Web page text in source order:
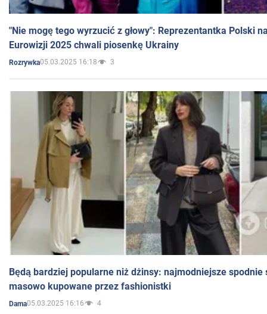
"Nie mogę tego wyrzucić z głowy": Reprezentantka Polski
Eurowizji 2025 chwali piosenkę Ukrainy
Rozrywka05.03.2025 16:18 3
Będą bardziej popularne niż dżinsy: najmodniejsze spodnie
masowo kupowane przez fashionistki
Dama05.03.2025 16:16 4